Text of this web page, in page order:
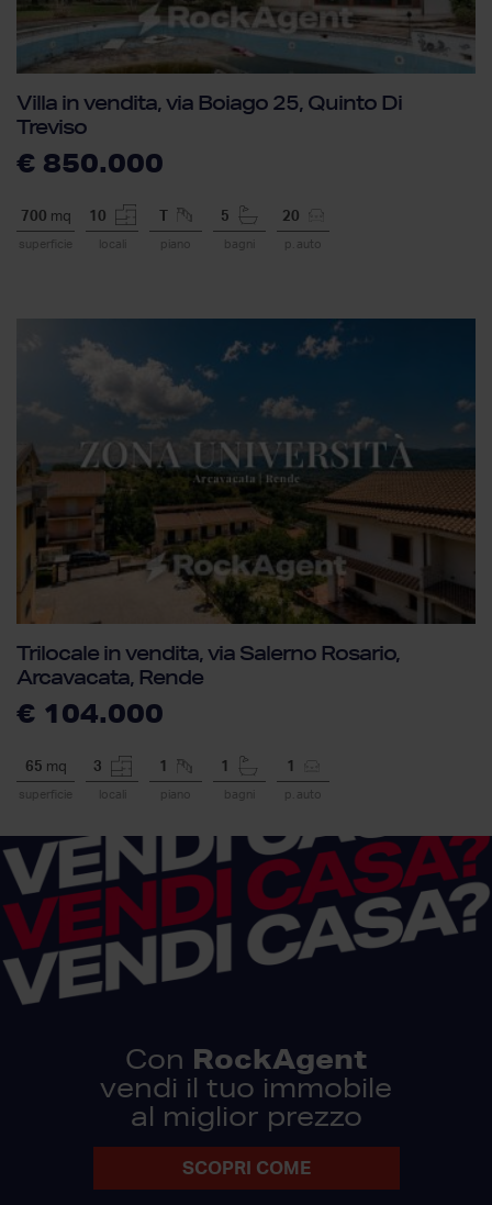
Villa in vendita, via Boiago 25, Quinto Di
Treviso
€ 850.000
700 mq
superficie
10
locali piano
5
bagni
20
p. auto
Trilocale in vendita, via Salerno Rosario,
Arcavacata, Rende
€ 104.000
65 mq
superficie
3
locali
1
piano
1
bagni
1
p. auto
Con RockAgent
vendi il tuo immobile
al miglior prezzo
SCOPRI COME